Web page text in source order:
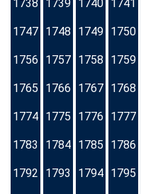
1738 1739 1740 1741
1747 1748 1749 1750
1756 1757 1758 1759
1765 1766 1767 1768
1774 1775 1776 1777
1783 1784 1785 1786
1792 1793 1794 1795